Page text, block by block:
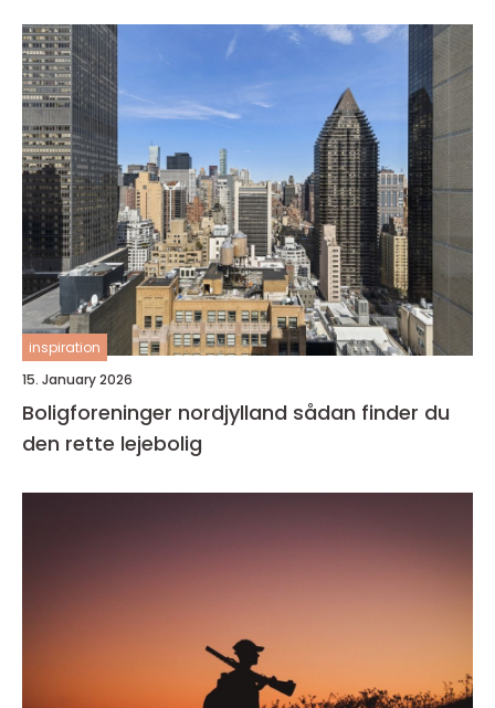
inspiration
15. January 2026
Boligforeninger nordjylland sådan finder du
den rette lejebolig